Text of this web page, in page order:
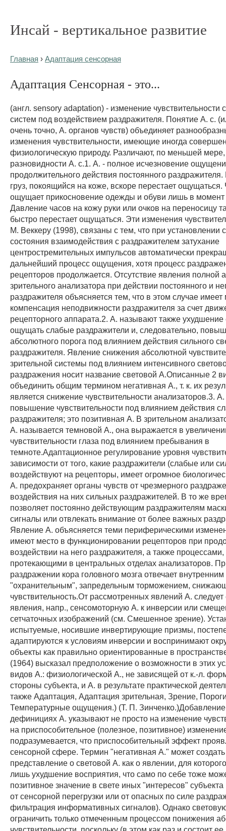
Инсай - вертикальное развитие
Главная › Адаптация сенсорная
Адаптация Сенсорная - это...
(англ. sensory adaptation) - изменение чувствительности
систем под воздействием раздражителя. Понятие А. с.
очень точно, А. органов чувств) объединяет
изменения чувствительности, имеющие иногда
физиологическую природу. Различают, по меньшей
разновидности А. с.1. А. - полное исчезновение
продолжительного действия постоянного раздражителя.
груз, покоящийся на коже, вскоре перестает ощущаться.
ощущает прикосновение одежды и обуви лишь в момент
Давление часов на кожу руки или очков на переносицу
быстро перестает ощущаться. Эти изменения
М. Веккеру (1998), связаны с тем, что при установлении
состояния взаимодействия с раздражителем затухание
центростремительных импульсов автоматически
дальнейший процесс ощущения, хотя процесс
рецепторов продолжается. Отсутствие явления полной
зрительного анализатора при действии постоянного и
раздражителя объясняется тем, что в этом случае имеет
компенсация неподвижности раздражителя за счет
рецепторного аппарата.2. А. называют также ухудшение
ощущать слабые раздражители и, следовательно,
абсолютного порога под влиянием действия сильного
раздражителя. Явление снижения абсолютной
зрительной системы под влиянием интенсивного
раздражения носит название световой А.Описанные 2
объединить общим термином негативная А., т. к. их
является снижение чувствительности анализаторов.3.
повышение чувствительности под влиянием действия
раздражителя; это позитивная А. В зрительном
А. называется темновой А., она выражается в
чувствительности глаза под влиянием пребывания в
темноте.Адаптационное регулирование уровня
зависимости от того, какие раздражители (слабые или
воздействуют на рецепторы, имеет огромное
А. предохраняет органы чувств от чрезмерного
воздействия на них сильных раздражителей. В то же
позволяет постоянно действующим раздражителям
сигналы или отвлекать внимание от более важных
Явление А. объясняется теми периферическими
имеют место в функционировании рецепторов при
воздействии на него раздражителя, а также процессами,
протекающими в центральных отделах анализаторов.
раздражении кора головного мозга отвечает внутренним
"охранительным", запредельным торможением,
чувствительность.От рассмотренных явлений А. следует
явления, напр., сенсомоторную А. к инверсии или
сетчаточных изображений (см. Смешенное зрение).
испытуемые, носившие инвертирующие призмы,
адаптируются к условиям инверсии и воспринимают
объекты как правильно ориентированные в
(1964) высказал предположение о возможности в этих
видов А.: физиологической А., не зависящей от к.-л.
стороны субъекта, и А. в результате практической
также Адаптация, Адаптация зрительная, Зрение,
Температурные ощущения.) (Т. П.
дефинициях А. указывают не просто на изменение
на приспособительное (полезное, позитивное)
подразумевается, что приспособительный эффект
сенсорной сфере. Термин "негативная А." может
представление о световой А. как о явлении, для
лишь ухудшение восприятия, что само по себе тоже
позитивное значение в свете иных "интересов"
от сенсорной перегрузки или от опасных по силе
фильтрация информативных сигналов). Однако
ограничить только отмеченным процессом понижения